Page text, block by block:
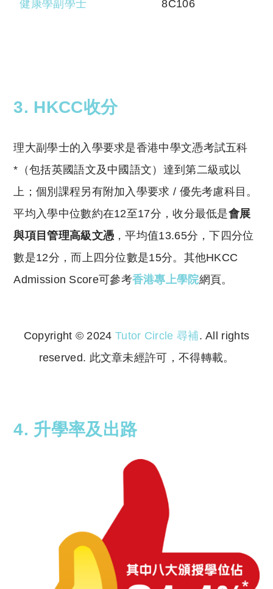
健康學副學士 8C106
3. HKCC收分
理大副學士的入學要求是香港中學文憑考試五科
*（包括英國語文及中國語文）達到第二級或以
上；個別課程另有附加入學要求 / 優先考慮科目。
平均入學中位數約在12至17分，收分最低是會展
與項目管理高級文憑 ，平均值13.65分，下四分位
數是12分，而上四分位數是15分。其他HKCC
Admission Score可參考香港專上學院網頁。
Copyright © 2024 Tutor Circle 尋補. All rights
reserved. 此文章未經許可，不得轉載。
4. 升學率及出路